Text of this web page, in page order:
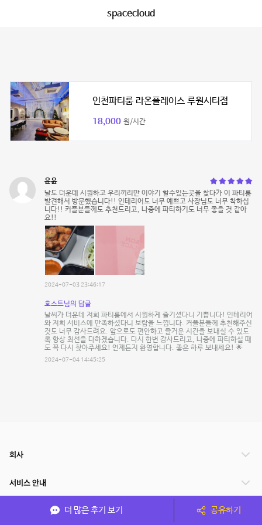
spacecloud
인천파티룸 라온플레이스 루원시티점
18,000 원/시간
윤윤
날도 더운데 시원하고 우리끼리만 이야기 할수있는곳을 찾다가 이 파티룸
발견해서 방문했습니다!! 인테리어도 너무 예쁘고 사장님도 너무 착하십
니다!! 커플분들께도 추천드리고, 나중에 파티하기도 너무 좋을 것 같아
요!!
2024-07-03 23:46:17
호스트님의 답글
날씨가 더운데 저희 파티룸에서 시원하게 즐기셨다니 기쁩니다! 인테리어
와 저희 서비스에 만족하셨다니 보람을 느낍니다. 커플분들께 추천해주신
것도 너무 감사드려요. 앞으로도 편안하고 즐거운 시간을 보내실 수 있도
록 항상 최선을 다하겠습니다. 다시 한번 감사드리고, 나중에 파티하실 때
도 꼭 다시 찾아주세요! 언제든지 환영합니다. 좋은 하루 보내세요! 🌟
2024-07-04 14:45:25
더 많은 후기 보기 공유하기
회사
서비스 안내